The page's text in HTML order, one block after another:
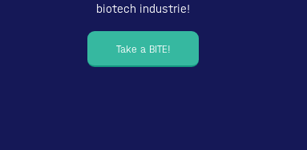
biotech industrie!
Take a BITE!